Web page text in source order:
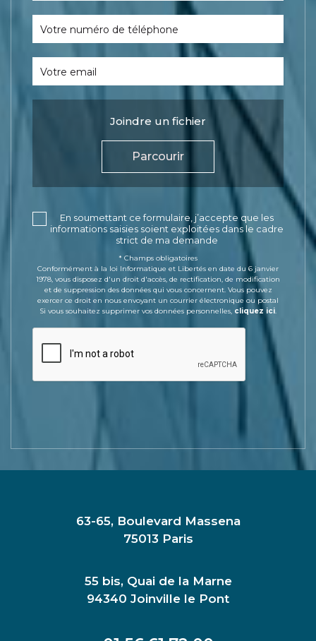
Votre numéro de téléphone
Votre email
Joindre un fichier
Parcourir
En soumettant ce formulaire, j’accepte que les
informations saisies soient exploitées dans le cadre
strict de ma demande
* Champs obligatoires
Conformément à la loi Informatique et Libertés en date du 6 janvier
1978, vous disposez d'un droit d'accès, de rectification, de modification
et de suppression des données qui vous concernent. Vous pouvez
exercer ce droit en nous envoyant un courrier électronique ou postal
Si vous souhaitez supprimer vos données personnelles, cliquez ici.
63-65, Boulevard Massena
75013 Paris
55 bis, Quai de la Marne
94340 Joinville le Pont